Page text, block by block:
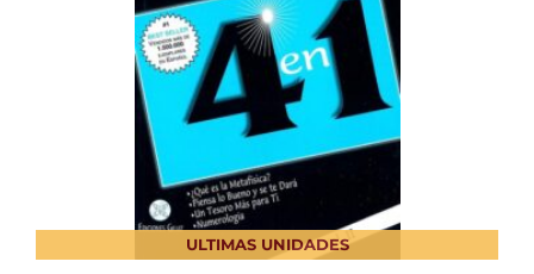
ULTIMAS UNIDADES